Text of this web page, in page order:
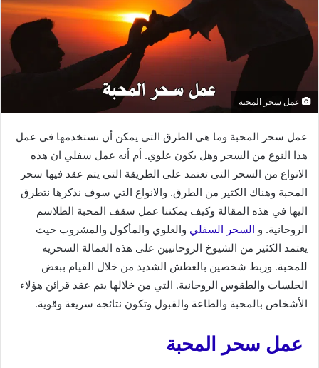
عمل سحر المحبة
عمل سحر المحبة وما هي الطرق التي يمكن أن نستخدمها في عمل
هذا النوع من السحر وهل يكون علوي. أم أنه عمل سفلي ان هذه
الانواع من السحر التي تعتمد على الطريقة التي يتم عقد فيها سحر
المحبة وهناك الكثير من الطرق. والانواع التي سوف نذكرها نتطرق
اليها في هذه المقالة وكيف يمكننا عمل سقف المحبة الطلاسم
الروحانية. و السحر السفلي والعلوي والمأكول والمشروب حيث
يعتمد الكثير من الشيوخ الروحانيين على هذه العمالة السحريه
للمحبة. وربط شخصين بالعطش الشديد من خلال القيام ببعض
الجلسات والطقوس الروحانية. التي من خلالها يتم عقد قرائن هؤلاء
الأشخاص بالمحبة والطاعة والقبول وتكون نتائجه سريعة وقوية.
عمل سحر المحبة